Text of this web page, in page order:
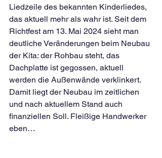
Liedzeile des bekannten Kinderliedes,
das aktuell mehr als wahr ist. Seit dem
Richtfest am 13. Mai 2024 sieht man
deutliche Veränderungen beim Neubau
der Kita: der Rohbau steht, das
Dachplatte ist gegossen, aktuell
werden die Außenwände verklinkert.
Damit liegt der Neubau im zeitlichen
und nach aktuellem Stand auch
finanziellen Soll. Fleißige Handwerker
eben…